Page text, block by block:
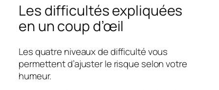
Les difficultés expliquées
en un coup d’œil
Les quatre niveaux de difficulté vous
permettent d’ajuster le risque selon votre
humeur.